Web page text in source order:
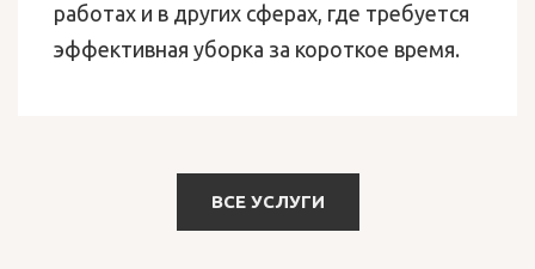
работах и в других сферах, где требуется
эффективная уборка за короткое время.
ВСЕ УСЛУГИ